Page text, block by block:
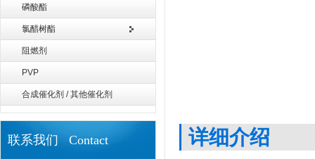
磷酸酯
氯醋树酯
阻燃剂
PVP
合成催化剂 / 其他催化剂
联系我们 Contact 详细介绍